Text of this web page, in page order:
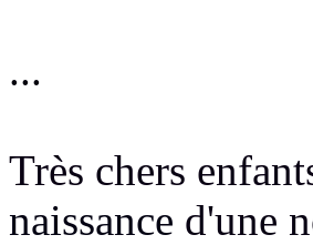
...
Très chers
naissance d'une